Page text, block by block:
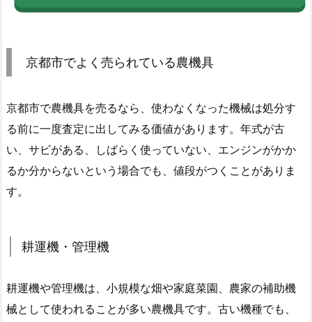
京都市でよく売られている農機具
京都市で農機具を売るなら、使わなくなった機械は処分す
る前に一度査定に出してみる価値があります。年式が古
い、サビがある、しばらく使っていない、エンジンがかか
るか分からないという場合でも、値段がつくことがありま
す。
耕運機・管理機
耕運機や管理機は、小規模な畑や家庭菜園、農家の補助機
械として使われることが多い農機具です。古い機種でも、